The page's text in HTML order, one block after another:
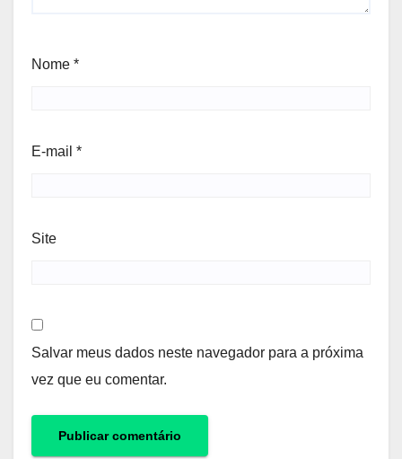
Nome *
E-mail *
Site
Salvar meus dados neste navegador para a próxima
vez que eu comentar.